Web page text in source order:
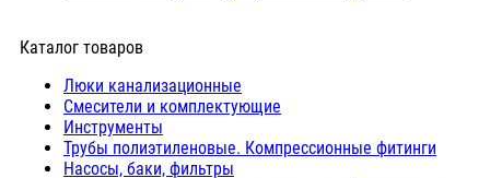
Каталог товаров
Люки канализационные
Cмесители и комплектующие
Инструменты
Трубы полиэтиленовые. Компрессионные фитинги
Насосы, баки, фильтры